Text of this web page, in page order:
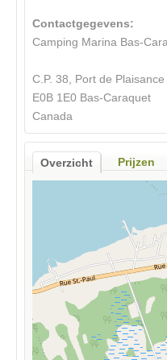
Contactgegevens:
Camping Marina Bas-
C.P. 38, Port de Plaisance
E0B 1E0 Bas-Caraquet
Canada
Overzicht Prijzen